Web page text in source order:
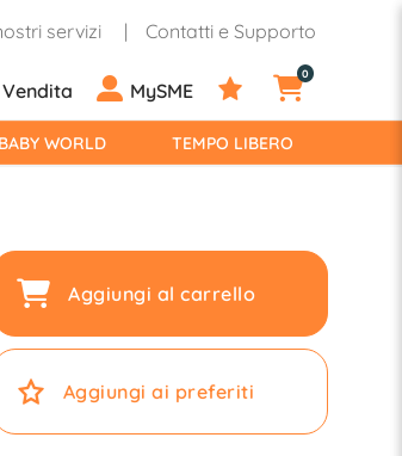
servizi Contatti e Supporto
MySME
0
BABY WORLD TEMPO LIBERO
Aggiungi al carrello
Aggiungi ai preferiti